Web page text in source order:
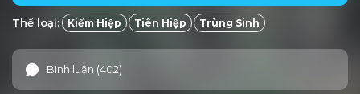
Thể loại: Kiếm Hiệp Tiên Hiệp Trùng Sinh
Bình luận (402)